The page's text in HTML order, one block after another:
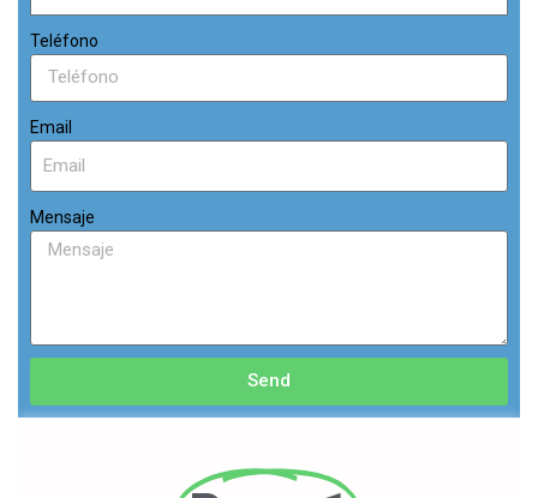
Teléfono
Email
Mensaje
Send